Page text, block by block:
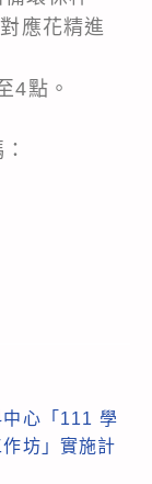
應花精進
4點。
心「111 學
坊」實施計